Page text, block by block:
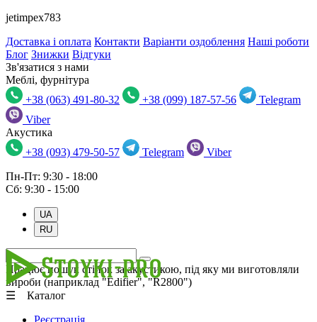
jetimpex783
Доставка і оплата Контакти Варіанти оздоблення Наші роботи
Блог Знижки Відгуки
Зв'язатися з нами
Меблі, фурнітура
+38 (063) 491-80-32
+38 (099) 187-57-56
Telegram
Viber
Акустика
+38 (093) 479-50-57
Telegram
Viber
Пн-Пт: 9:30 - 18:00
Сб: 9:30 - 15:00
UA
RU
Працює пошук стійок за акустикою, під яку ми виготовляли
вироби (наприклад "Edifier", "R2800")
☰ Каталог
Реєстрація